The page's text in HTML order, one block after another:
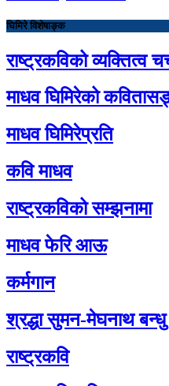
घिमिरे विशेषाङ्क
राष्ट्रकविको व्यक्तित्व
माधव घिमिरेको
माधव घिमिरेप्रति
कवि माधव
राष्ट्रकविको सम्झनामा
माधव फेरि आऊ
कर्मगान
श्रद्धा सुमन-मेघनाथ बन्धु
राष्ट्रकवि